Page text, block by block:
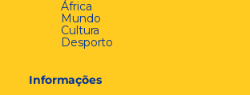
África
Mundo
Cultura
Desporto
Informações